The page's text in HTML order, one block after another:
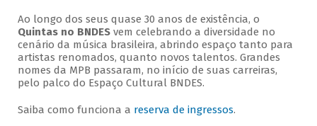
Ao longo dos seus quase 30 anos de existência, o
Quintas no BNDESvem celebrando a diversidade no
cenário da música brasileira, abrindo espaço tanto para
artistas renomados, quanto novos talentos. Grandes
nomes da MPB passaram, no início de suas carreiras,
pelo palco do Espaço Cultural BNDES.
Saiba como funciona a reserva de ingressos.